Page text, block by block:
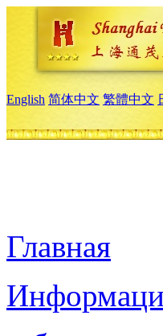
English 简体中文 繁體中文
Главная